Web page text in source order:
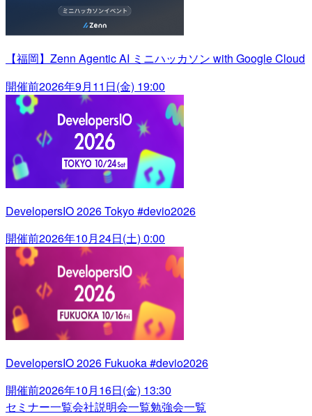
【福岡】Zenn Agentic AI ミニハッカソン with Google Cloud
開催前2026年9月11日(金) 19:00
DevelopersIO 2026 Tokyo #devio2026
開催前2026年10月24日(土) 0:00
DevelopersIO 2026 Fukuoka #devio2026
開催前2026年10月16日(金) 13:30
セミナー一覧会社説明会一覧勉強会一覧